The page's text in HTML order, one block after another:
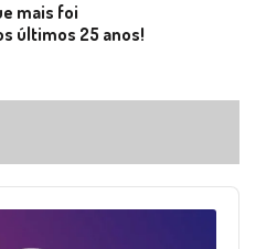
mais foi
últimos 25 anos!